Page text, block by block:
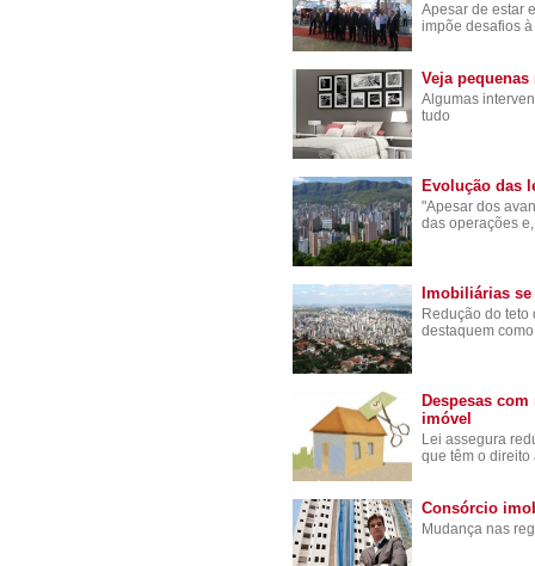
Apesar de estar
impõe desafios
Veja
Algumas
tudo
Evolução das
"Apesar dos
das operações
Imobiliárias
Redução do
destaquem
Despesas
imóvel
Lei assegura
que têm o direito
Consórcio
Mudança nas